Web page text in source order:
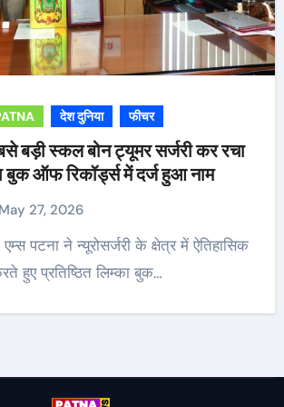
देश दुनिया फीचर
बड़ी स्कल बोन ट्यूमर सर्जरी कर रचा
बुक ऑफ रिकॉर्ड्स में दर्ज हुआ नाम
May 27, 2026
हुए प्रतिष्ठित लिम्का बुक…